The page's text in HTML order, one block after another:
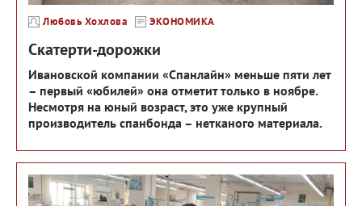
Любовь Хохлова ЭКОНОМИКА
Скатерти-дорожки
Ивановской компании «Спанлайн» меньше пяти лет
– первый «юбилей» она отметит только в ноябре.
Несмотря на юный возраст, это уже крупный
производитель спанбонда – нетканого материала.